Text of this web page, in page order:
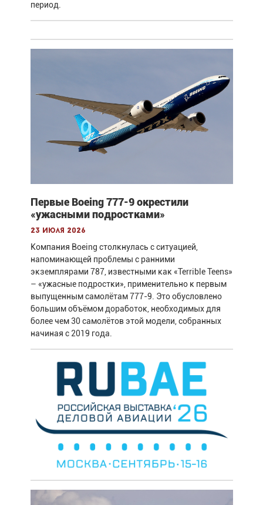
период.
Первые Boeing 777-9 окрестили
«ужасными подростками»
23 июля 2026
Компания Boeing столкнулась с ситуацией,
напоминающей проблемы с ранними
экземплярами 787, известными как «Terrible Teens»
– «ужасные подростки», применительно к первым
выпущенным самолётам 777-9. Это обусловлено
большим объёмом доработок, необходимых для
более чем 30 самолётов этой модели, собранных
начиная с 2019 года.